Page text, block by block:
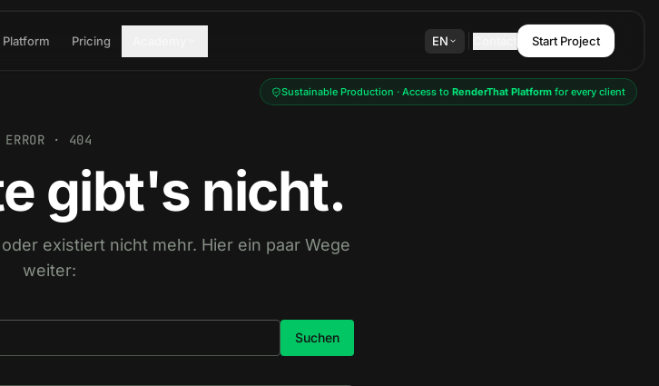
Platform Pricing EN Start Project
Sustainable Production · Access to RenderThat Platform for every client
ERROR · 404
gibt's nicht.
existiert nicht mehr. Hier ein paar Wege
weiter:
Suchen